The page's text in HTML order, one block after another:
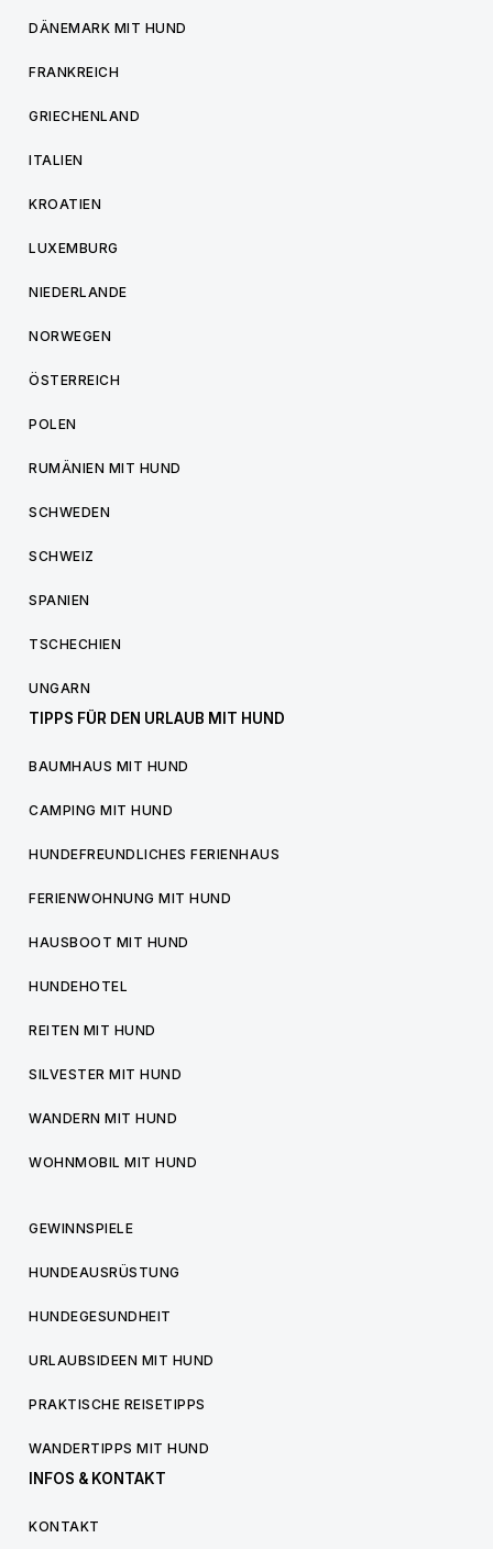
DÄNEMARK MIT HUND
FRANKREICH
GRIECHENLAND
ITALIEN
KROATIEN
LUXEMBURG
NIEDERLANDE
NORWEGEN
ÖSTERREICH
POLEN
RUMÄNIEN MIT HUND
SCHWEDEN
SCHWEIZ
SPANIEN
TSCHECHIEN
UNGARN
TIPPS FÜR DEN URLAUB MIT HUND
BAUMHAUS MIT HUND
CAMPING MIT HUND
HUNDEFREUNDLICHES FERIENHAUS
FERIENWOHNUNG MIT HUND
HAUSBOOT MIT HUND
HUNDEHOTEL
REITEN MIT HUND
SILVESTER MIT HUND
WANDERN MIT HUND
WOHNMOBIL MIT HUND
GEWINNSPIELE
HUNDEAUSRÜSTUNG
HUNDEGESUNDHEIT
URLAUBSIDEEN MIT HUND
PRAKTISCHE REISETIPPS
WANDERTIPPS MIT HUND
INFOS & KONTAKT
KONTAKT